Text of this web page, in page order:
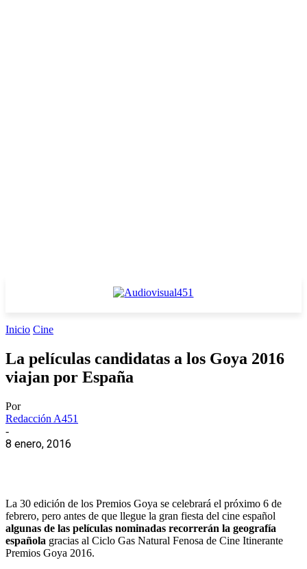
Inicio Cine
La películas candidatas a los Goya 2016
viajan por España
Por
Redacción A451
-
8 enero, 2016
La 30 edición de los Premios Goya se celebrará el próximo 6 de
febrero, pero antes de que llegue la gran fiesta del cine español
algunas de las películas nominadas recorrerán la geografía
española gracias al Ciclo Gas Natural Fenosa de Cine Itinerante
Premios Goya 2016.